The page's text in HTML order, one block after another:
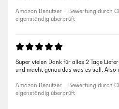
Amazon Benutzer – Bewertung durch
eigenständig überprüft
Super vielen Dank für alles 2 Tage
und macht genau das was es soll. Also
Amazon Benutzer – Bewertung durch
eigenständig überprüft